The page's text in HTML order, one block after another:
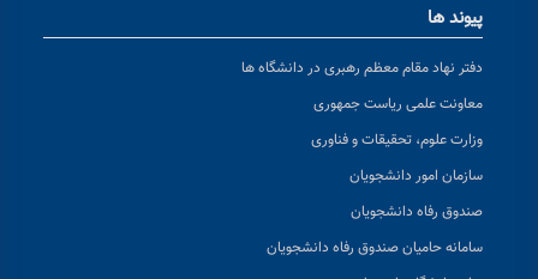
پیوند ها
دفتر نهاد مقام معظم رهبری در دانشگاه ها
معاونت علمی ریاست جمهوری
وزارت علوم، تحقیقات و فناوری
سازمان امور دانشجویان
صندوق رفاه دانشجویان
سامانه حامیان صندوق رفاه دانشجویان